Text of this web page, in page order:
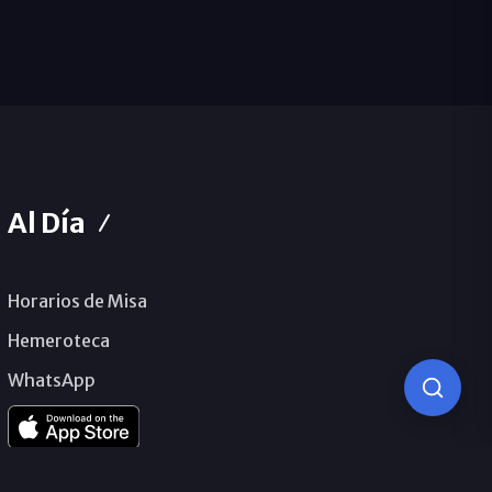
Al Día
Horarios de Misa
Hemeroteca
WhatsApp